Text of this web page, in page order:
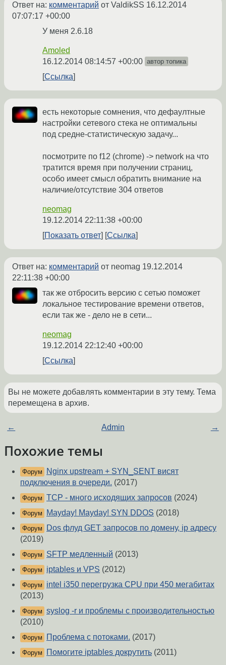
Ответ на: комментарий от ValdikSS 16.12.2014
07:07:17 +00:00
У меня 2.6.18
Amoled
16.12.2014 08:14:57 +00:00 автор топика
Ссылка
есть некоторые сомнения, что дефаултные
настройки сетевого стека не оптимальны
под средне-статистическую задачу...
посмотрите по f12 (chrome) -> network на что
тратится время при получении страниц,
особо имеет смысл обратить внимание на
наличие/отсутствие 304 ответов
neomag
19.12.2014 22:11:38 +00:00
Показать ответ
Ссылка
Ответ на: комментарий от neomag 19.12.2014
22:11:38 +00:00
так же отбросить версию с сетью поможет
локальное тестирование времени ответов,
если так же - дело не в сети...
neomag
19.12.2014 22:12:40 +00:00
Ссылка
Вы не можете добавлять комментарии в эту тему. Тема
перемещена в архив.
← Admin →
Похожие темы
Форум
Nginx upstream + SYN_SENT висят
подключения в очереди. (2017)
Форум TCP - много исходящих запросов (2024)
Форум Mayday! Mayday! SYN DDOS (2018)
Форум
Dos флуд GET запросов по домену, ip адресу
(2019)
Форум SFTP медленный (2013)
Форум iptables и VPS (2012)
Форум
intel i350 перегрузка CPU при 450 мегабитах
(2013)
Форум syslog -r и проблемы с производительностью
(2010)
Форум Проблема с потоками. (2017)
Форум Помогите iptables докрутить (2011)